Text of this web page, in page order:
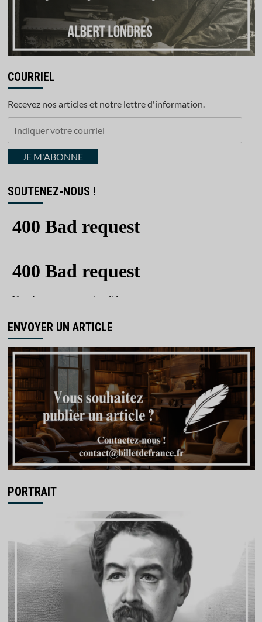
COURRIEL
Recevez nos articles et notre lettre d'information.
courrielJE M'ABONNE
SOUTENEZ-NOUS !
ENVOYER UN ARTICLE
PORTRAIT